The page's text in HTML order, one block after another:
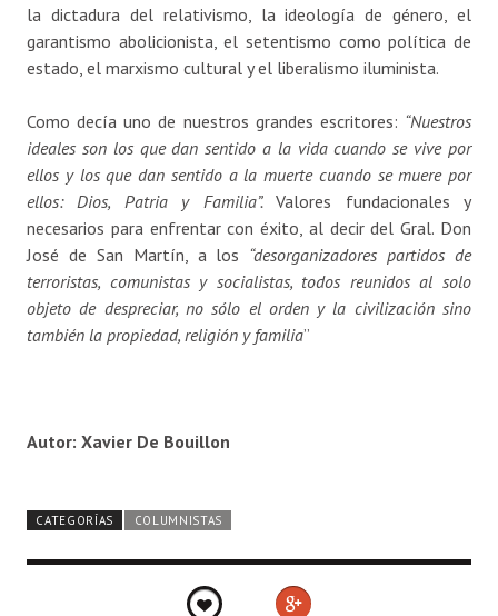
la dictadura del relativismo, la ideología de género, el
garantismo abolicionista, el setentismo como política de
estado, el marxismo cultural y el liberalismo iluminista.
Como decía uno de nuestros grandes escritores: “Nuestros
ideales son los que dan sentido a la vida cuando se vive por
ellos y los que dan sentido a la muerte cuando se muere por
ellos: Dios, Patria y Familia”.Valores fundacionales y
necesarios para enfrentar con éxito, al decir del Gral. Don
José de San Martín, a los “desorganizadores partidos de
terroristas, comunistas y socialistas, todos reunidos al solo
objeto de despreciar, no sólo el orden y la civilización sino
también la propiedad, religión y familia”
Autor: Xavier De Bouillon
CATEGORÍAS COLUMNISTAS